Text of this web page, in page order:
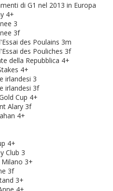
di G1 nel 2013 in Europa
4+
3
3f
des Poulains 3m
des Pouliches 3f
della Repubblica 4+
4+
irlandesi 3
irlandesi 3f
Cup 4+
Alary 3f
4+
4+
Club 3
Milano 3+
3f
3+